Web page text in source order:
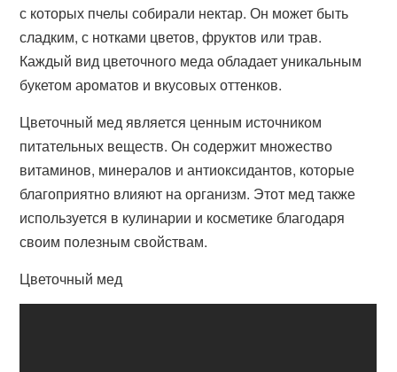
с которых пчелы собирали нектар. Он может быть
сладким, с нотками цветов, фруктов или трав.
Каждый вид цветочного меда обладает уникальным
букетом ароматов и вкусовых оттенков.
Цветочный мед является ценным источником
питательных веществ. Он содержит множество
витаминов, минералов и антиоксидантов, которые
благоприятно влияют на организм. Этот мед также
используется в кулинарии и косметике благодаря
своим полезным свойствам.
Цветочный мед